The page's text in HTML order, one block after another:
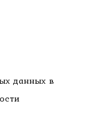
данных в